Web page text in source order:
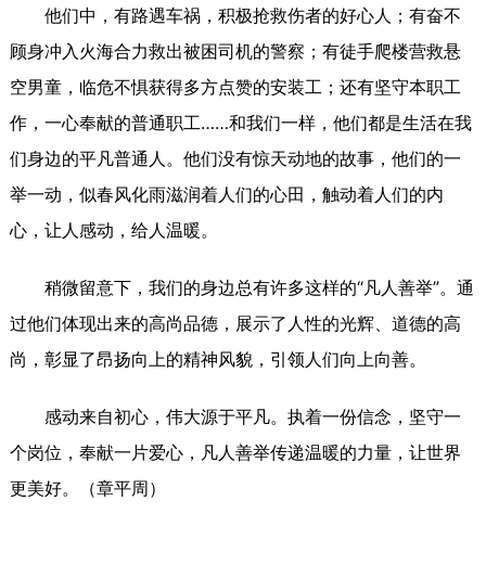
他们中，有路遇车祸，积极抢救伤者的好心人；有奋不
顾身冲入火海合力救出被困司机的警察；有徒手爬楼营救悬
空男童，临危不惧获得多方点赞的安装工；还有坚守本职工
作，一心奉献的普通职工……和我们一样，他们都是生活在我
们身边的平凡普通人。他们没有惊天动地的故事，他们的一
举一动，似春风化雨滋润着人们的心田，触动着人们的内
心，让人感动，给人温暖。
稍微留意下，我们的身边总有许多这样的“凡人善举”。通
过他们体现出来的高尚品德，展示了人性的光辉、道德的高
尚，彰显了昂扬向上的精神风貌，引领人们向上向善。
感动来自初心，伟大源于平凡。执着一份信念，坚守一
个岗位，奉献一片爱心，凡人善举传递温暖的力量，让世界
更美好。（章平周）